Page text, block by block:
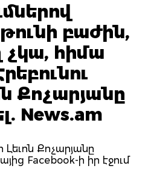
բաժին,
չկա, հիմա
Քոչարյանը
News.am
Քոչարյանը
Facebook-ի իր էջում